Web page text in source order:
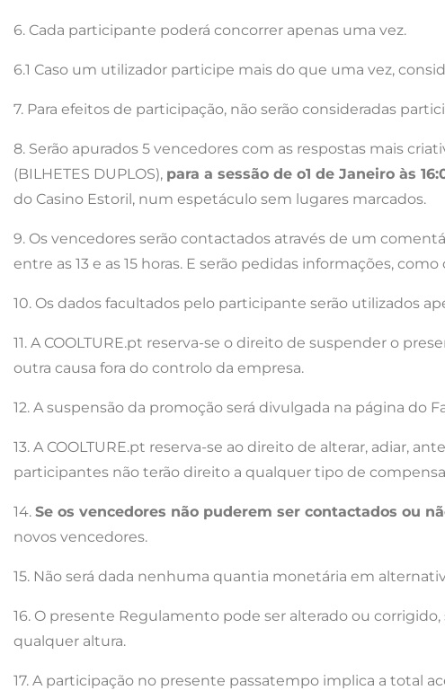
6. Cada participante poderá concorrer apenas uma vez.
6.1 Caso um utilizador participe mais do que uma vez,
7. Para efeitos de participação, não serão consideradas
8. Serão apurados 5 vencedores com as respostas mais
(BILHETES DUPLOS), para a sessão de o1 de Janeiro às
do Casino Estoril, num espetáculo sem lugares marcados.
9. Os vencedores serão contactados através de um
entre as 13 e as 15 horas. E serão pedidas informações,
10. Os dados facultados pelo participante serão utilizados
11. A COOLTURE.pt reserva-se o direito de suspender o
outra causa fora do controlo da empresa.
12. A suspensão da promoção será divulgada na página do
13. A COOLTURE.pt reserva-se ao direito de alterar, adiar,
participantes não terão direito a qualquer tipo de
14. Se os vencedores não puderem ser contactados ou
novos vencedores.
15. Não será dada nenhuma quantia monetária em
16. O presente Regulamento pode ser alterado ou
qualquer altura.
17. A participação no presente passatempo implica a total